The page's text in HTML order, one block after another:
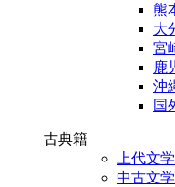
熊
大
宮
鹿
沖
国
古典籍
上代文学
中古文学